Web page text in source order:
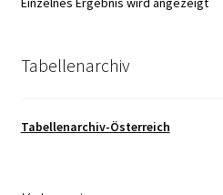
Tabellenarchiv
Tabellenarchiv-Österreich